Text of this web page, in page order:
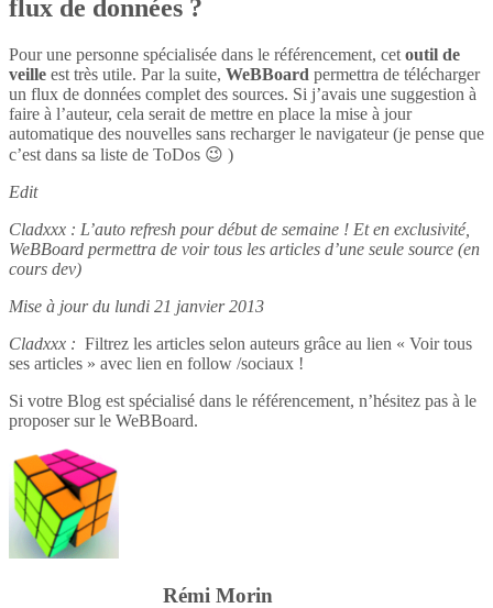
flux de données ?
Pour une personne spécialisée dans le référencement, cet outil de
veille est très utile. Par la suite, WeBBoard permettra de télécharger
un flux de données complet des sources. Si j’avais une suggestion à
faire à l’auteur, cela serait de mettre en place la mise à jour
automatique des nouvelles sans recharger le navigateur (je pense que
c’est dans sa liste de ToDos 😉 )
Edit
Cladxxx : L’auto refresh pour début de semaine ! Et en exclusivité,
WeBBoard permettra de voir tous les articles d’une seule source (en
cours dev)
Mise à jour du lundi 21 janvier 2013
Cladxxx : Filtrez les articles selon auteurs grâce au lien « Voir tous
ses articles » avec lien en follow /sociaux !
Si votre Blog est spécialisé dans le référencement, n’hésitez pas à le
proposer sur le WeBBoard.
Rémi Morin